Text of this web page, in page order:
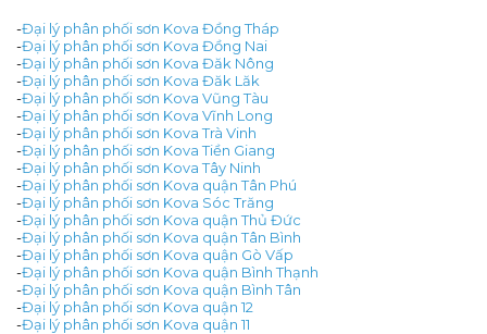
-Đại lý phân phối sơn Kova Đồng Tháp
-Đại lý phân phối sơn Kova Đồng Nai
-Đại lý phân phối sơn Kova Đăk Nông
-Đại lý phân phối sơn Kova Đăk Lăk
-Đại lý phân phối sơn Kova Vũng Tàu
-Đại lý phân phối sơn Kova Vĩnh Long
-Đại lý phân phối sơn Kova Trà Vinh
-Đại lý phân phối sơn Kova Tiền Giang
-Đại lý phân phối sơn Kova Tây Ninh
-Đại lý phân phối sơn Kova quận Tân Phú
-Đại lý phân phối sơn Kova Sóc Trăng
-Đại lý phân phối sơn Kova quận Thủ Đức
-Đại lý phân phối sơn Kova quận Tân Bình
-Đại lý phân phối sơn Kova quận Gò Vấp
-Đại lý phân phối sơn Kova quận Bình Thạnh
-Đại lý phân phối sơn Kova quận Bình Tân
-Đại lý phân phối sơn Kova quận 12
-Đại lý phân phối sơn Kova quận 11